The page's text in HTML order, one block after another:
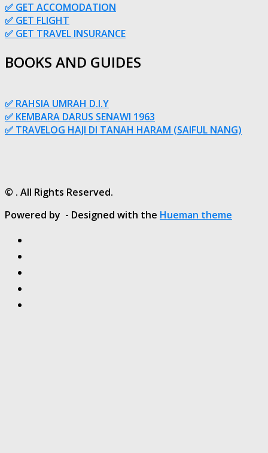
✅ GET ACCOMODATION
✅ GET FLIGHT
✅ GET TRAVEL INSURANCE
BOOKS AND GUIDES
✅ RAHSIA UMRAH D.I.Y
✅ KEMBARA DARUS SENAWI 1963
✅ TRAVELOG HAJI DI TANAH HARAM (SAIFUL NANG)
© . All Rights Reserved.
Powered by - Designed with the Hueman theme